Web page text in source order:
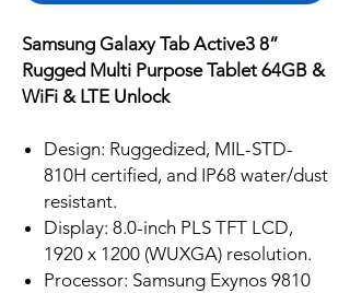
Samsung Galaxy Tab Active3 8”
Rugged Multi Purpose Tablet 64GB &
WiFi & LTE Unlock
Design: Ruggedized, MIL-STD-
810H certified, and IP68 water/dust
resistant.
Display: 8.0-inch PLS TFT LCD,
1920 x 1200 (WUXGA) resolution.
Processor: Samsung Exynos 9810